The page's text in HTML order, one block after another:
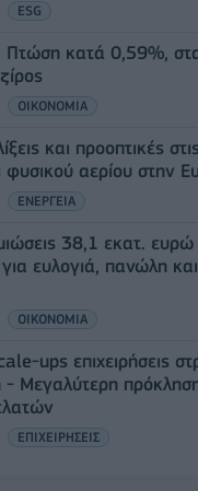
ESG
Πτώση κατά 0,59%,
ΟΙΚΟΝΟΜΙΑ
και προοπτικές
φυσικού αερίου στην
ΕΝΕΡΓΕΙΑ
38,1 εκατ. ευρώ
ευλογιά, πανώλη
ΟΙΚΟΝΟΜΙΑ
ups επιχειρήσεις
- Μεγαλύτερη
ΕΠΙΧΕΙΡΗΣΕΙΣ